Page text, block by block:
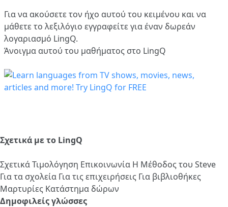
Για να ακούσετε τον ήχο αυτού του κειμένου και να
μάθετε το λεξιλόγιο εγγραφείτε για έναν δωρεάν
λογαριασμό LingQ.
Άνοιγμα αυτού του μαθήματος στο LingQ
Σχετικά με το LingQ
ΣχετικάΤιμολόγηση Επικοινωνία Η Μέθοδος του Steve
Για τα σχολεία Για τις επιχειρήσεις Για βιβλιοθήκες
Μαρτυρίες Κατάστημα δώρων
Δημοφιλείς γλώσσες